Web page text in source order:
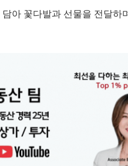
아 꽃다발과 선물을 전달하